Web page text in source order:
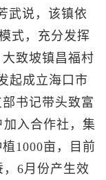
武说，该镇依
式，充分发挥
致坡镇昌福村
起成立海口市
书记带头致富
入合作社，集
1000亩，目前
，6月份产生效